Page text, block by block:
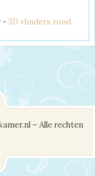
- 3D vlinders rood
– Alle rechten